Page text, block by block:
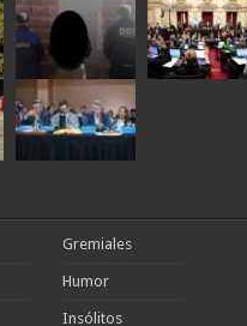
Gremiales
Humor
Insólitos